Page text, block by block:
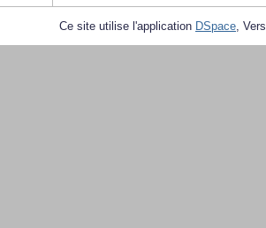
Ce site utilise l'application DSpace,